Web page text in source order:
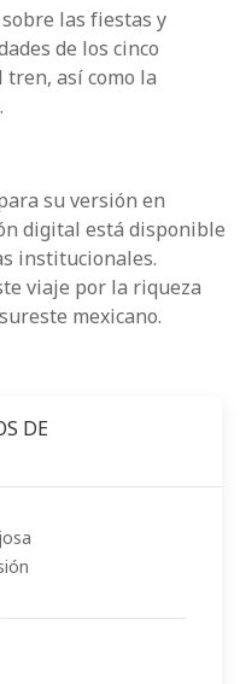
las fiestas y
de los cinco
así como la
su versión en
digital está disponible
institucionales.
viaje por la riqueza
mexicano.
DE